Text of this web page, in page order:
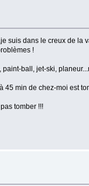
suis dans le creux de la
!
ball, jet-ski,
45 min de chez-moi est
tomber !!!